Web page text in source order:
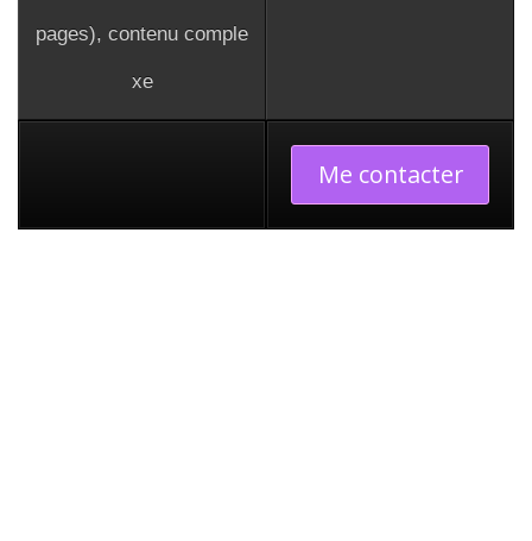
pages), contenu comple
xe
Me contacter